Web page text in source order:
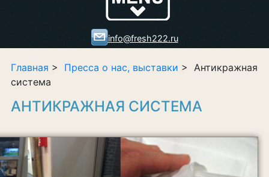
Right Push
Menu
info@fresh222.ru
Главная > Пресса о нас, выставки > Антикражная
система
АНТИКРАЖНАЯ СИСТЕМА